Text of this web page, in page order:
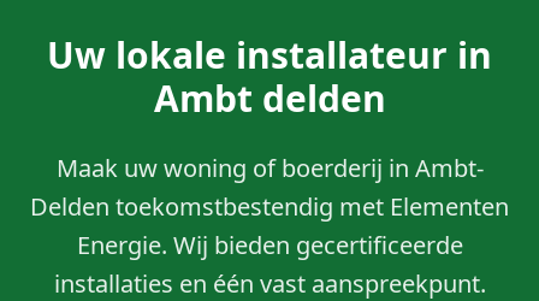
Uw lokale installateur in
Ambt delden
Maak uw woning of boerderij in Ambt-
Delden toekomstbestendig met Elementen
Energie. Wij bieden gecertificeerde
installaties en één vast aanspreekpunt.